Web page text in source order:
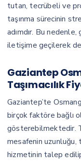
tutan, tecrübeli ve
taşınma sürecinin
adımdır. Bu
iletişime geçilerek
Gaziantep
Taşımacılık
Gaziantep’te
birçok faktöre bağlı
gösterebilmektedir.
mesafenin uzunluğu,
hizmetinin talep